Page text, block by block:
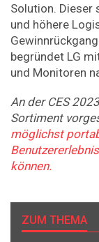
Solution. Dieser
und höhere
begründet LG
und Monitoren
An der CES
Sortiment
möglichst
können.
ZUM THEMA